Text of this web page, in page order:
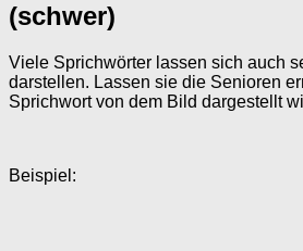
(schwer)
Viele Sprichwörter lassen sich auch
darstellen. Lassen sie die Senioren
Sprichwort von dem Bild dargestellt
Beispiel: